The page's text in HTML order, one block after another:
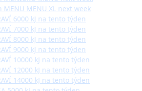
MENU XL next week
6000 kJ na tento týden
7000 kJ na tento týden
8000 kJ na tento týden
9000 kJ na tento týden
10000 kJ na tento týden
12000 kJ na tento týden
14000 kJ na tento týden